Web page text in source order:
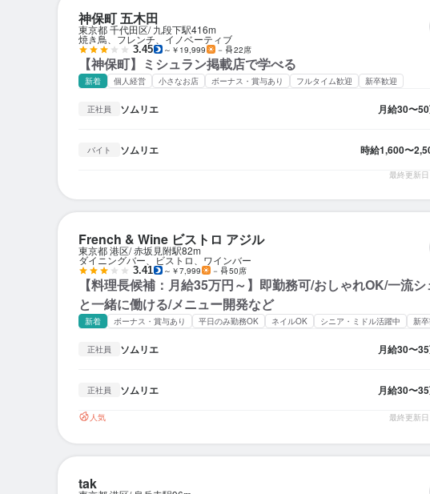
神保町 五木田
東京都 千代田区 九段下駅416m
焼き鳥、フレンチ、イノベーティブ
3.45 ～￥19,999 － 22席
【神保町】ミシュラン掲載店で学べる
新着 個人経営 小さなお店 ボーナス・賞与あり フルタイム歓迎 新卒歓迎
正社員 ソムリエ 月給30〜
バイト ソムリエ 時給1,600〜
最終更新
French & Wine ビストロ アジル
東京都 港区 赤坂見附駅82m
ダイニングバー、ビストロ、ワインバー
3.41 ～￥7,999 － 50席
【料理長候補：月給35万円～】即勤務可/おしゃれOK/一流シ
と一緒に働ける/メニュー開発など
新着 ボーナス・賞与あり 平日のみ勤務OK ネイルOK シニア・ミドル活躍中 新
正社員 ソムリエ 月給30〜
正社員 ソムリエ 月給30〜
人気 最終更新
tak
ソム
ソム
ソム
ソ
ソム
ソム
ソム
ソ
ソム
ソ
ソム
ソ
ソム
ソム
ソム
ソム
ソム
ソム
ソ
ソム
ソム
ソム
ソム
ソム
ソ
ソム